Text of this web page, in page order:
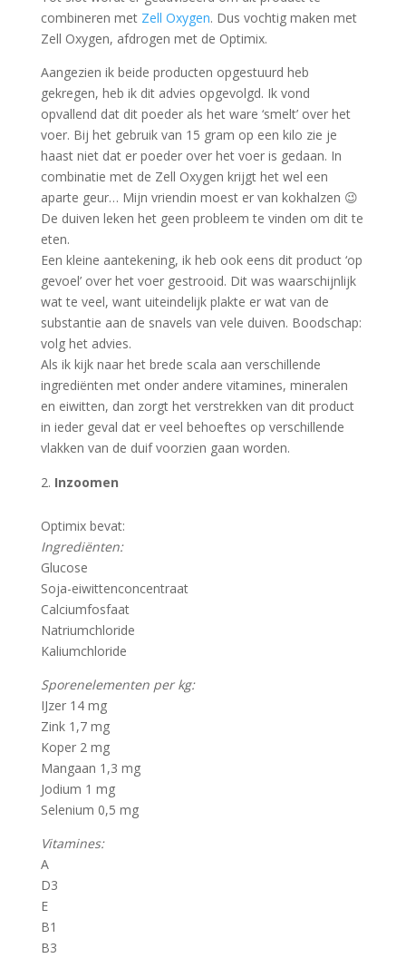
combineren met Zell Oxygen. Dus vochtig maken met
Zell Oxygen, afdrogen met de Optimix.
Aangezien ik beide producten opgestuurd heb
gekregen, heb ik dit advies opgevolgd. Ik vond
opvallend dat dit poeder als het ware ‘smelt’ over het
voer. Bij het gebruik van 15 gram op een kilo zie je
haast niet dat er poeder over het voer is gedaan. In
combinatie met de Zell Oxygen krijgt het wel een
aparte geur… Mijn vriendin moest er van kokhalzen 😉
De duiven leken het geen probleem te vinden om dit te
eten.
Een kleine aantekening, ik heb ook eens dit product ‘op
gevoel’ over het voer gestrooid. Dit was waarschijnlijk
wat te veel, want uiteindelijk plakte er wat van de
substantie aan de snavels van vele duiven. Boodschap:
volg het advies.
Als ik kijk naar het brede scala aan verschillende
ingrediënten met onder andere vitamines, mineralen
en eiwitten, dan zorgt het verstrekken van dit product
in ieder geval dat er veel behoeftes op verschillende
vlakken van de duif voorzien gaan worden.
Inzoomen
Optimix bevat:
Ingrediënten:
Glucose
Soja-eiwittenconcentraat
Calciumfosfaat
Natriumchloride
Kaliumchloride
Sporenelementen per kg:
IJzer 14 mg
Zink 1,7 mg
Koper 2 mg
Mangaan 1,3 mg
Jodium 1 mg
Selenium 0,5 mg
Vitamines:
A
D3
E
B1
B3